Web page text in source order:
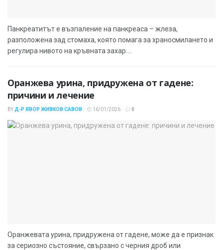
Панкреатитът е възпаление на панкреаса – жлеза,
разположена зад стомаха, която помага за храносмилането и
регулира нивото на кръвната захар....
Оранжева урина, придружена от гадене:
причини и лечение
BY Д-Р ЯВОР ЖИВКОВ САВОВ 16/01/2026 0
Оранжевата урина, придружена от гадене, може да е признак
за сериозно състояние, свързано с черния дроб или